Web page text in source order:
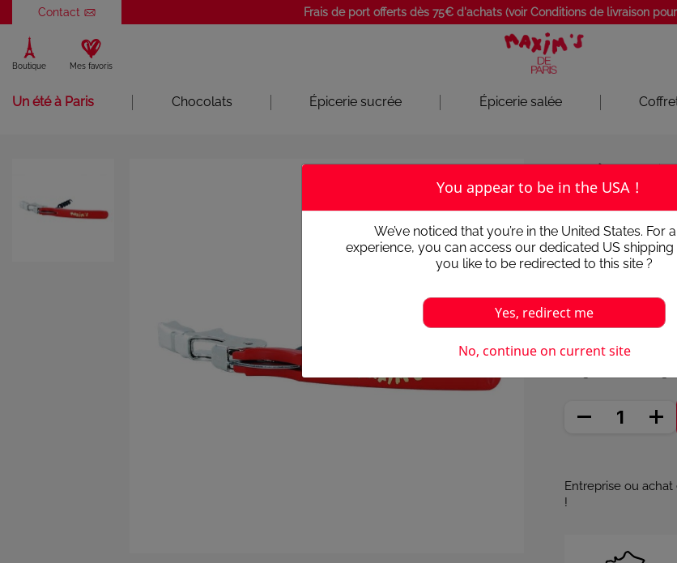
Panneau de gestion des cookies
Contact Offrez et dégustez l'art de vivre à la française !
Frais de port offerts dès 75€ d'achats (voir Conditions de livraison
Boutique Mes favoris
Un été à Paris Chocolats Épicerie sucrée Épicerie salée
5 / 5
Le compagnon
Accompagnez
Sommelier Maxim's.
9,80 €
Entreprise ou
!
You appear to be in the USA !
We’ve noticed that you’re in the United States. For
experience, you can access our dedicated US shipping
you like to be redirected to this site ?
Yes, redirect me
No, continue on current site